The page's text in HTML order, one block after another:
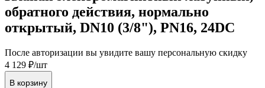
обратного действия, нормально
открытый, DN10 (3/8"), PN16, 24DC
После авторизации вы увидите вашу персональную скидку
4 129 ₽/шт
В корзину